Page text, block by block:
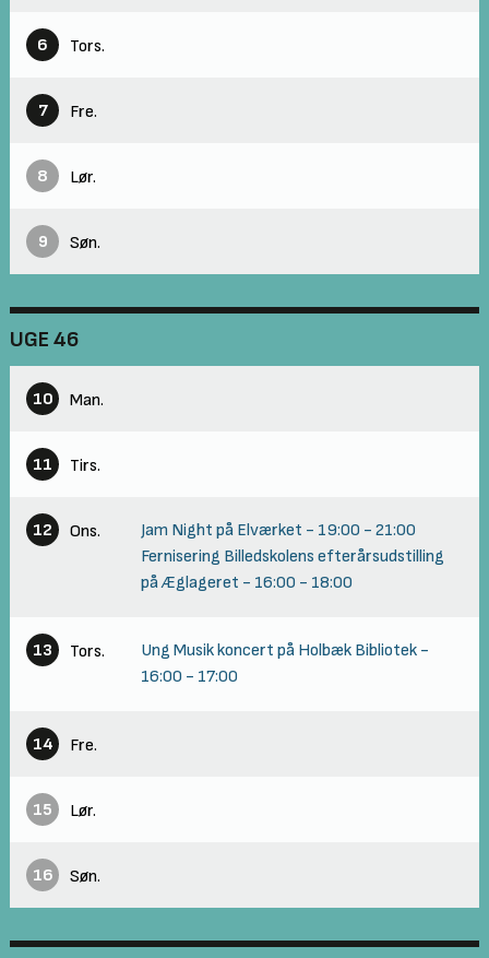
6 Tors.
7 Fre.
8 Lør.
9 Søn.
UGE 46
10 Man.
11 Tirs.
12 Ons. Jam Night på Elværket - 19:00 - 21:00
Fernisering Billedskolens efterårsudstilling
på Æglageret - 16:00 - 18:00
13 Tors. Ung Musik koncert på Holbæk Bibliotek -
16:00 - 17:00
14 Fre.
15 Lør.
16 Søn.